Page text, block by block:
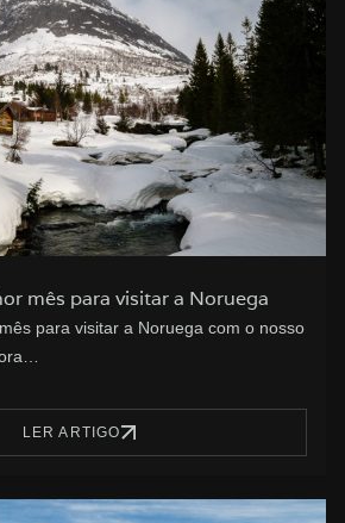
mês para visitar a Noruega
para visitar a Noruega com o nosso
LER ARTIGO